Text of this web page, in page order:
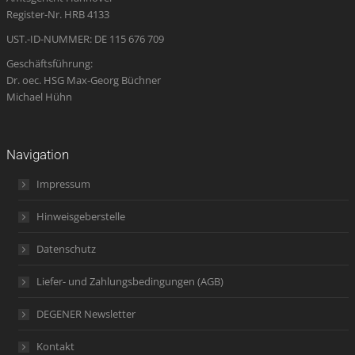
Register-Nr. HRB 4133
UST.-ID-NUMMER: DE 115 676 709
Geschäftsführung:
Dr. oec. HSG Max-Georg Büchner
Michael Hühn
Navigation
Impressum
Hinweisgeberstelle
Datenschutz
Liefer- und Zahlungsbedingungen (AGB)
DEGENER Newsletter
Kontakt